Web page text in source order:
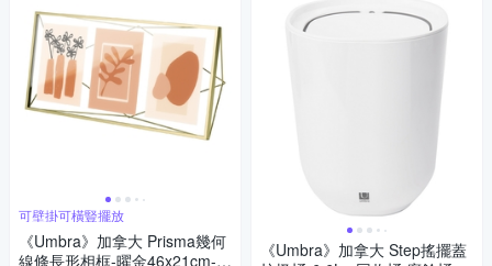
可壁掛可橫豎擺放
《Umbra》加拿大 Prisma幾何
線條長形相框-曜金46x21cm--
《Umbra》加拿大 Step搖擺蓋